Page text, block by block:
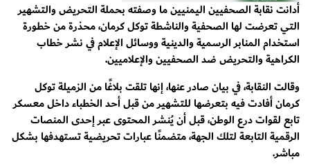
أدانت نقابة الصحفيين اليمنيين ما وصفته بحملة التحريض والتشهير
التي تعرضت لها الصحفية والناشطة توكل كرمان، محذرة من خطورة
استخدام المنابر الرسمية والدينية ووسائل الإعلام في نشر خطاب
الكراهية والتحريض ضد الصحفيين والإعلاميين.
وقالت النقابة، في بيان صادر عنها، إنها تلقت بلاغًا من الزميلة توكل
كرمان أفادت فيه بتعرضها للتشهير من قبل أحد الخطباء داخل معسكر
تابع لقوات درع الوطن، قبل أن يُنشر المحتوى عبر إحدى المنصات
الرقمية التابعة لتلك الجهة، متضمنًا عبارات تحريضية تستهدفها بشكل
مباشر.